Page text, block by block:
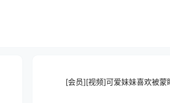
[会员][视频]可爱妹妹喜欢被